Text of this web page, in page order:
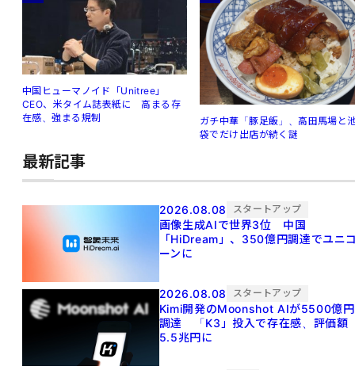
中国ヒューマノイド「Unitree」
CEO、米タイム誌表紙に 高まる存
在感、強まる規制
ガチ中華「豚足飯」、高田馬場と
袋でだけ出店が続く謎
最新記事
2026.08.08 スタートアップ
画像生成AIで世界3位 中国
「HiDream」、350億円調達でユニ
ーンに
2026.08.08 スタートアップ
Kimi開発のMoonshot AIが5500億円
調達 「K3」投入で存在感、評価額
5.5兆円に